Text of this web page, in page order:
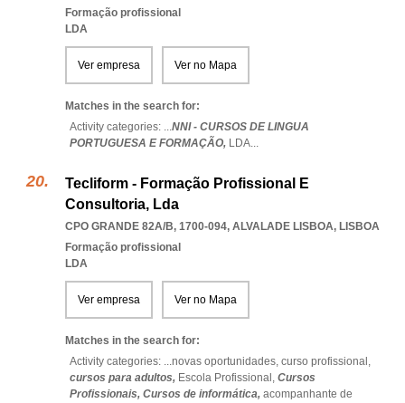
Formação profissional
LDA
Ver empresa Ver no Mapa
Matches in the search for:
Activity categories: ...NNI - CURSOS DE LINGUA
PORTUGUESA E FORMAÇÃO, LDA...
Tecliform - Formação Profissional E
Consultoria, Lda
CPO GRANDE 82A/B, 1700-094, ALVALADE LISBOA, LISBOA
Formação profissional
LDA
Ver empresa Ver no Mapa
Matches in the search for:
Activity categories: ...novas oportunidades, curso profissional,
cursos para adultos, Escola Profissional, Cursos
Profissionais, Cursos de informática, acompanhante de